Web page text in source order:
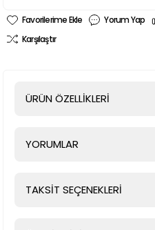
Yorum Yap
Karşılaştır
ÜRÜN ÖZELLİKLERİ
YORUMLAR
TAKSİT SEÇENEKLERİ